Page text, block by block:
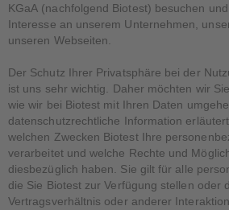
KGaA (nachfolgend Biotest) besuchen
Interesse an unserem Unternehmen,
unseren Webseiten.
Der Schutz Ihrer Privatsphäre bei der
ist uns sehr wichtig. Daher möchten wir
wie wir bei Biotest mit Ihren Daten
datenschutzrechtliche Information
welchen Zwecken Biotest Ihre
verarbeitet und welche Rechte und
diesbezüglich haben. Sie gilt für alle
die Sie Biotest zur Verfügung stellen oder
Vertragsverhältnis oder anderer